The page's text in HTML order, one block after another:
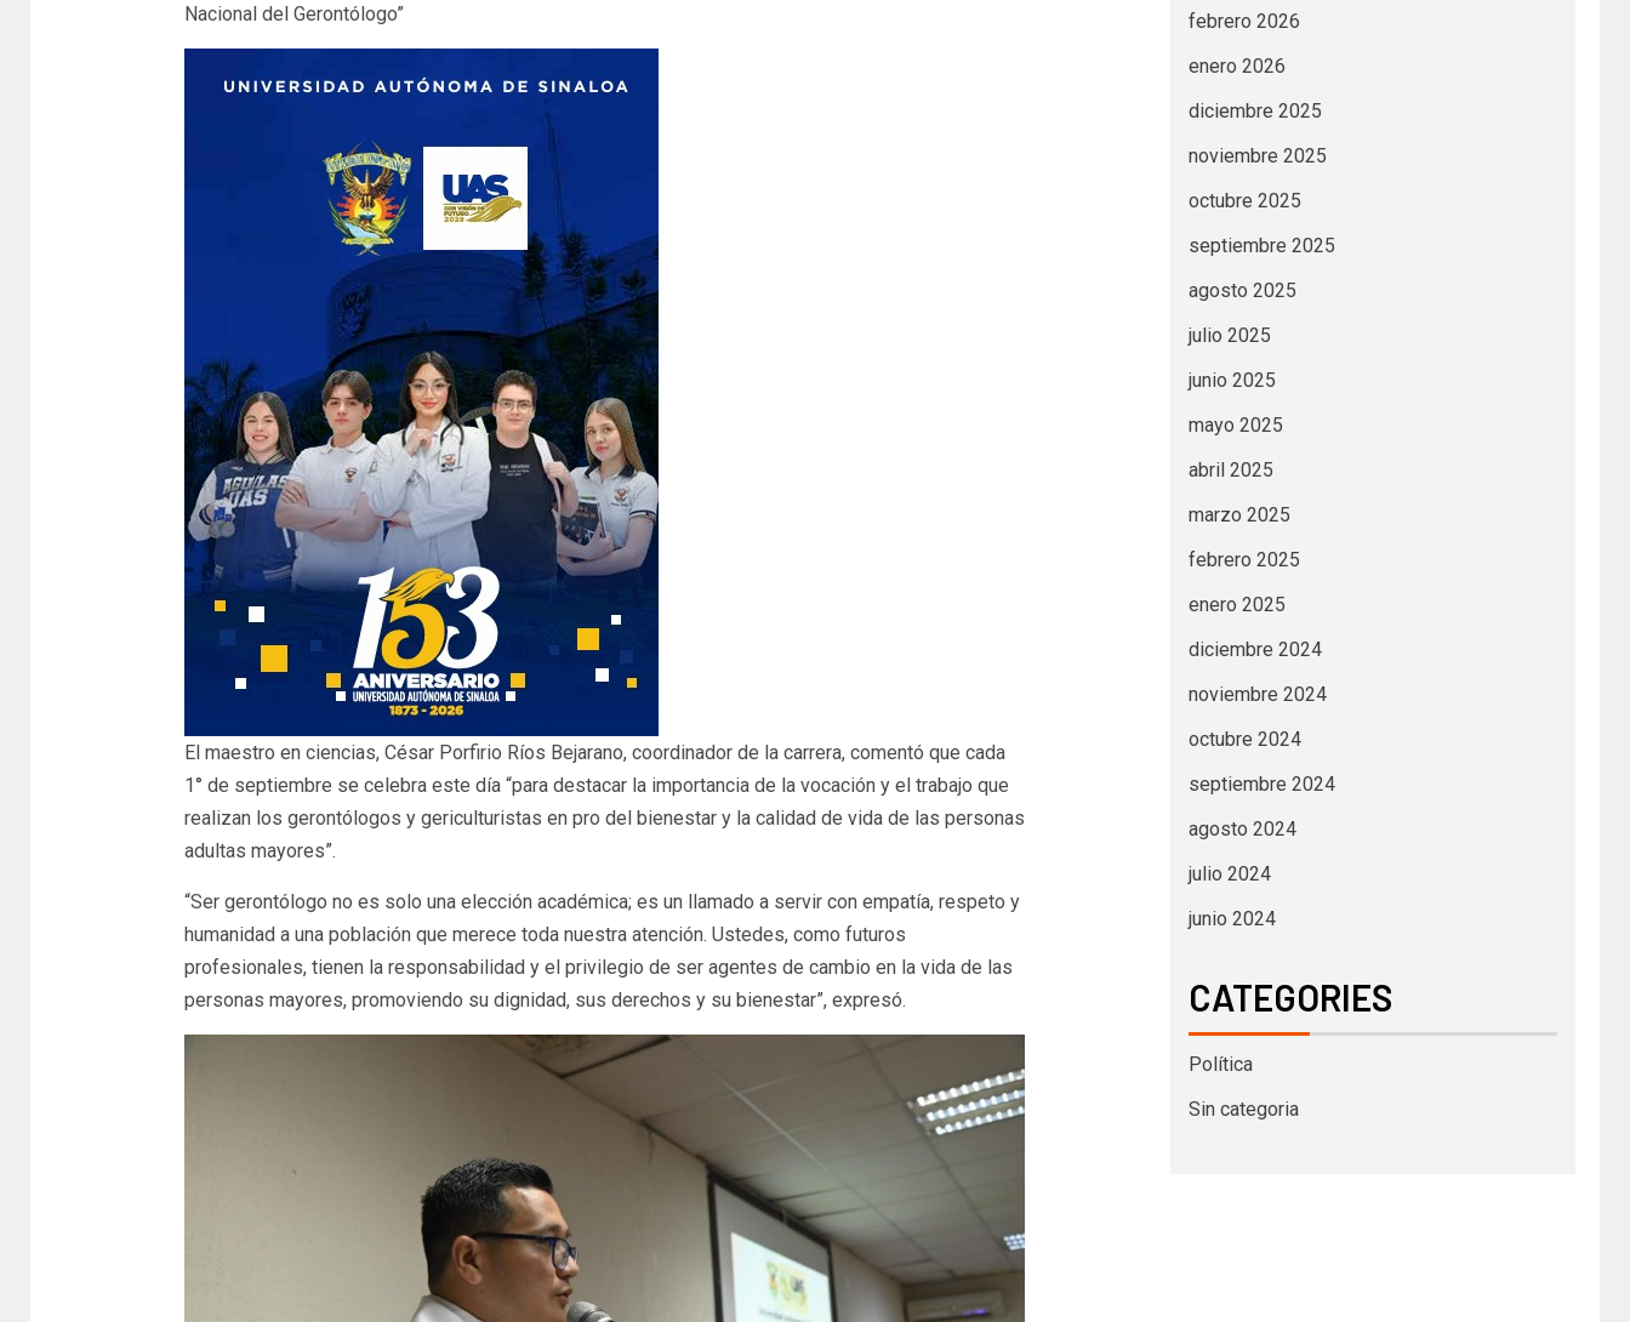
Nacional del Gerontólogo”
El maestro en ciencias, César Porfirio Ríos Bejarano, coordinador de la carrera, comentó que cada
1° de septiembre se celebra este día “para destacar la importancia de la vocación y el trabajo que
realizan los gerontólogos y gericulturistas en pro del bienestar y la calidad de vida de las personas
adultas mayores”.
“Ser gerontólogo no es solo una elección académica; es un llamado a servir con empatía, respeto y
humanidad a una población que merece toda nuestra atención. Ustedes, como futuros
profesionales, tienen la responsabilidad y el privilegio de ser agentes de cambio en la vida de las
personas mayores, promoviendo su dignidad, sus derechos y su bienestar”, expresó.
febrero 2026
enero 2026
diciembre 2025
noviembre 2025
octubre 2025
septiembre 2025
agosto 2025
julio 2025
junio 2025
mayo 2025
abril 2025
marzo 2025
febrero 2025
enero 2025
diciembre 2024
noviembre 2024
octubre 2024
septiembre 2024
agosto 2024
julio 2024
junio 2024
CATEGORIES
Política
Sin categoria